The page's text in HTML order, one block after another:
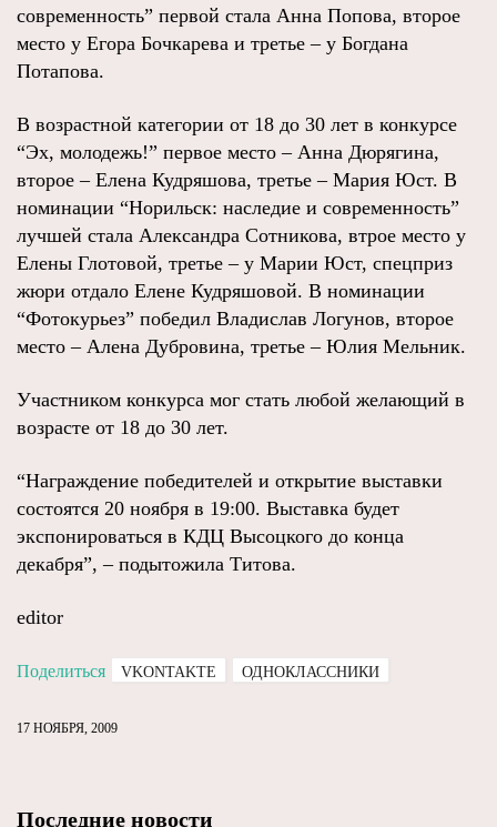
современность” первой стала Анна Попова, второе
место у Егора Бочкарева и третье – у Богдана
Потапова.
В возрастной категории от 18 до 30 лет в конкурсе
“Эх, молодежь!” первое место – Анна Дюрягина,
второе – Елена Кудряшова, третье – Мария Юст. В
номинации “Норильск: наследие и современность”
лучшей стала Александра Сотникова, втрое место у
Елены Глотовой, третье – у Марии Юст, спецприз
жюри отдало Елене Кудряшовой. В номинации
“Фотокурьез” победил Владислав Логунов, второе
место – Алена Дубровина, третье – Юлия Мельник.
Участником конкурса мог стать любой желающий в
возрасте от 18 до 30 лет.
“Награждение победителей и открытие выставки
состоятся 20 ноября в 19:00. Выставка будет
экспонироваться в КДЦ Высоцкого до конца
декабря”, – подытожила Титова.
editor
Поделиться VKONTAKTE ОДНОКЛАССНИКИ
17 НОЯБРЯ, 2009
Последние новости